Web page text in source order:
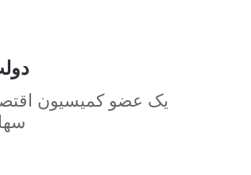
یک عضو کمیسیون